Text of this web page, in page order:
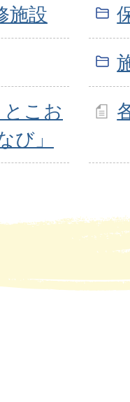
施設
こお
び」